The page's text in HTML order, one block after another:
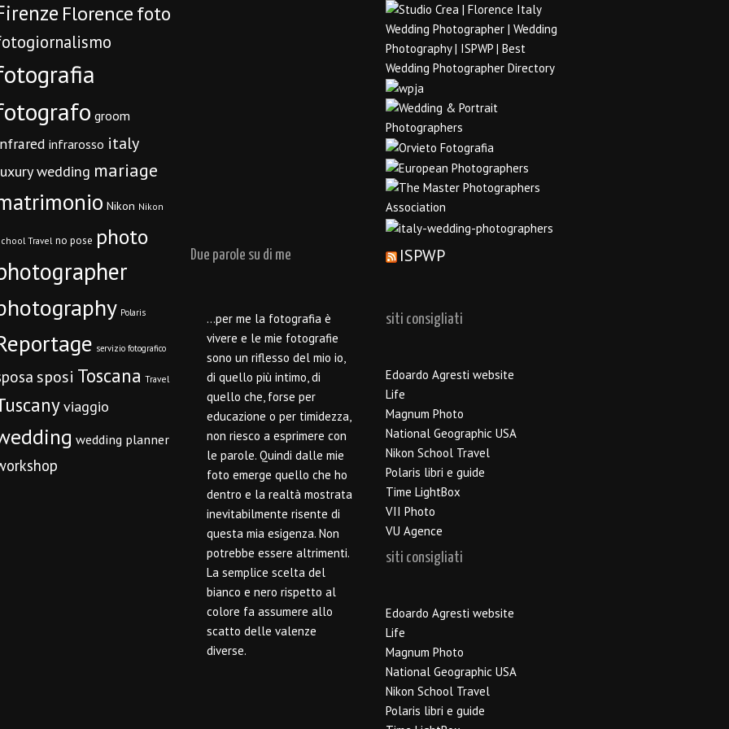
Florencefoto
groom
infrarosso italy
wedding mariage
Nikon Nikon
Travel no pose photo
Polaris
servizio fotografico
sposi Toscana Travel
viaggio
wedding planner
Due parole su di me
…per me la fotografia è
vivere e le mie fotografie
sono un riflesso del mio io,
di quello più intimo, di
quello che, forse per
educazione o per timidezza,
non riesco a esprimere con
le parole. Quindi dalle mie
foto emerge quello che ho
dentro e la realtà mostrata
inevitabilmente risente di
questa mia esigenza. Non
potrebbe essere altrimenti.
La semplice scelta del
bianco e nero rispetto al
colore fa assumere allo
scatto delle valenze
diverse.
ISPWP
siti consigliati
Edoardo Agresti website
Life
Magnum Photo
National Geographic USA
Nikon School Travel
Polaris libri e guide
Time LightBox
VII Photo
VU Agence
siti consigliati
Edoardo Agresti website
Life
Magnum Photo
National Geographic USA
Nikon School Travel
Polaris libri e guide